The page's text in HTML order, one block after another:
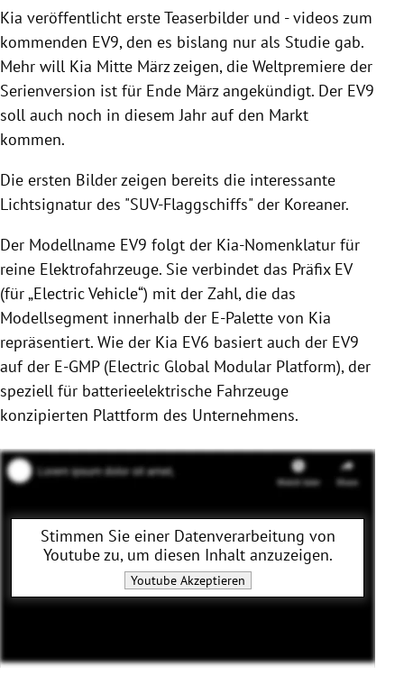
Untermenü
Untermenü
Kia veröffentlicht erste Teaserbilder und - videos zum
kommenden EV9, den es bislang nur als Studie gab.
Mehr will Kia Mitte März zeigen, die Weltpremiere der
Serienversion ist für Ende März angekündigt. Der EV9
soll auch noch in diesem Jahr auf den Markt
kommen.
Die ersten Bilder zeigen bereits die interessante
Lichtsignatur des "SUV-Flaggschiffs" der Koreaner.
Der Modellname EV9 folgt der Kia-Nomenklatur für
reine Elektrofahrzeuge. Sie verbindet das Präfix EV
(für „Electric Vehicle“) mit der Zahl, die das
Modellsegment innerhalb der E-Palette von Kia
repräsentiert. Wie der Kia EV6 basiert auch der EV9
auf der E-GMP (Electric Global Modular Platform), der
speziell für batterieelektrische Fahrzeuge
konzipierten Plattform des Unternehmens.
Stimmen Sie einer Datenverarbeitung von
Youtubezu, um diesen Inhalt anzuzeigen.
YoutubeAkzeptieren